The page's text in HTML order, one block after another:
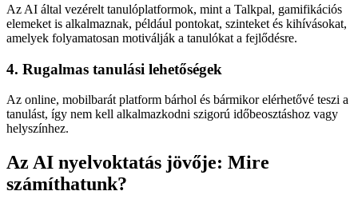
Az AI által vezérelt tanulóplatformok, mint a Talkpal, gamifikációs
elemeket is alkalmaznak, például pontokat, szinteket és kihívásokat,
amelyek folyamatosan motiválják a tanulókat a fejlődésre.
4. Rugalmas tanulási lehetőségek
Az online, mobilbarát platform bárhol és bármikor elérhetővé teszi a
tanulást, így nem kell alkalmazkodni szigorú időbeosztáshoz vagy
helyszínhez.
Az AI nyelvoktatás jövője: Mire
számíthatunk?